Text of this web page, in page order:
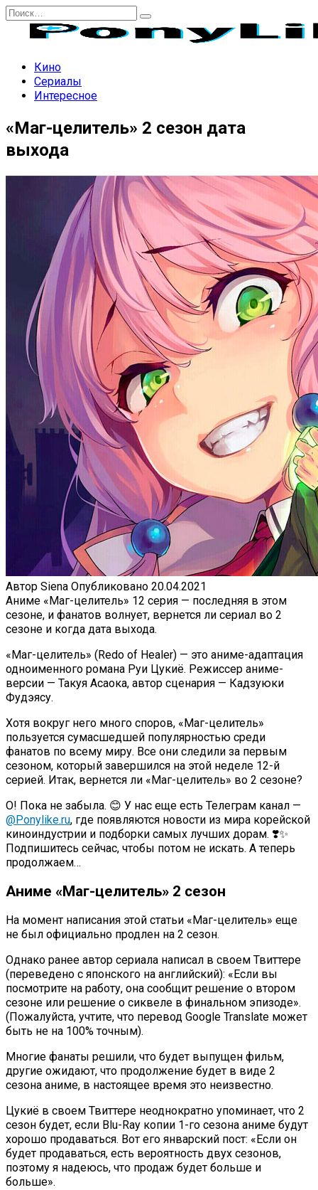
Перейти
содержанию
Search
Кино
Сериалы
Интересное
«Маг-целитель» 2 сезон дата
выхода
Автор Siena Опубликовано 20.04.2021
Аниме «Маг-целитель» 12 серия — последняя в этом
сезоне, и фанатов волнует, вернется ли сериал во 2
сезоне и когда дата выхода.
«Маг-целитель» (Redo of Healer) — это аниме-адаптация
одноименного романа Руи Цукиё. Режиссер аниме-
версии — Такуя Асаока, автор сценария — Кадзуюки
Фудэясу.
Хотя вокруг него много споров, «Маг-целитель»
пользуется сумасшедшей популярностью среди
фанатов по всему миру. Все они следили за первым
сезоном, который завершился на этой неделе 12-й
серией. Итак, вернется ли «Маг-целитель» во 2 сезоне?
О! Пока не забыла. 😊 У нас еще есть Телеграм канал —
@Ponylike.ru, где появляются новости из мира корейской
киноиндустрии и подборки самых лучших дорам. ❣️✨
Подпишитесь сейчас, чтобы потом не искать. А теперь
продолжаем…
Аниме «Маг-целитель» 2 сезон
На момент написания этой статьи «Маг-целитель» еще
не был официально продлен на 2 сезон.
Однако ранее автор сериала написал в своем Твиттере
(переведено с японского на английский): «Если вы
посмотрите на работу, она сообщит решение о втором
сезоне или решение о сиквеле в финальном эпизоде».
(Пожалуйста, учтите, что перевод Google Translate может
быть не на 100% точным).
Многие фанаты решили, что будет выпущен фильм,
другие ожидают, что продолжение будет в виде 2
сезона аниме, в настоящее время это неизвестно.
Цукиё в своем Твиттере неоднократно упоминает, что 2
сезон будет, если Blu-Ray копии 1-го сезона аниме будут
хорошо продаваться. Вот его январский пост: «Если он
будет продаваться, есть вероятность двух сезонов,
поэтому я надеюсь, что продаж будет больше и
больше».